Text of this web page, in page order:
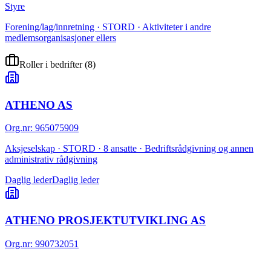
Styre
Forening/lag/innretning · STORD · Aktiviteter i andre
medlemsorganisasjoner ellers
Roller i bedrifter(8)
ATHENO AS
Org.nr: 965075909
Aksjeselskap · STORD · 8 ansatte · Bedriftsrådgivning og annen
administrativ rådgivning
Daglig lederDaglig leder
ATHENO PROSJEKTUTVIKLING AS
Org.nr: 990732051